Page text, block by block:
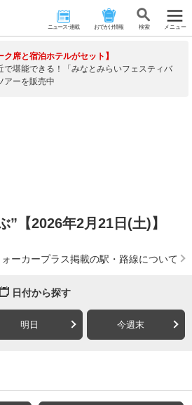
ニュース･連載 おでかけ情報 検 索 メニュー
ク席と宿泊ホテルがセット】
で堪能できる！「みなとみらいフェスティバ
アーを販売中
”【2026年2月21日(土)】
ォーカープラス掲載の駅・路線について
日付から探す
明日 今週末